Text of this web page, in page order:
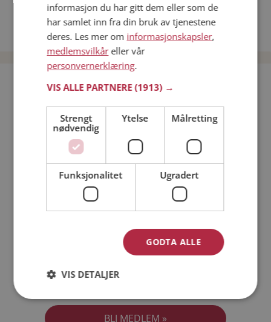
Date menn i Norge
Date kvinner i Norge
Bli medlem gratis!
Jeg er en: Mann Kvinne
Min alder:
Jeg akseptererMedlemsvilkårene
informasjon du har gitt dem eller som de
har samlet inn fra din bruk av tjenestene
deres. Les mer om informasjonskapsler,
medlemsvilkåreller vår
personvernerklæring.
VIS ALLE PARTNERE(1913) →
Strengt
nødvendig
Ytelse Målretting
Funksjonalitet Ugradert
GODTA ALLE
VIS DETALJER